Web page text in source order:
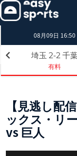
08月09日 16:50
埼玉 2-2 千
有料
【見逃し配
ックス・リ
vs 巨人